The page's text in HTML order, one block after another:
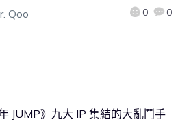
Qoo 0 0
JUMP》九大 IP 集結的大亂鬥手